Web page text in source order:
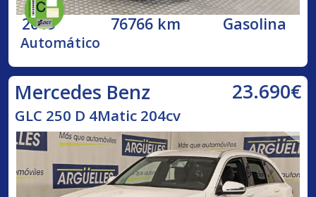
2019 76766 km Gasolina
Automático
Mercedes Benz 23.690€
GLC 250 D 4Matic 204cv